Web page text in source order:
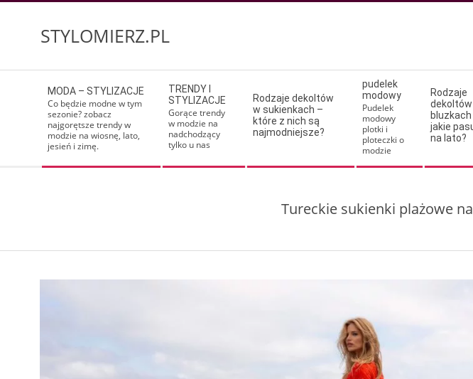
STYLOMIERZ.PL
Navigation
Menu
MODA – STYLIZACJE
Co będzie modne w tym
sezonie? zobacz
najgorętsze trendy w
modzie na wiosnę, lato,
jesień i zimę.
TRENDY I
STYLIZACJE
Gorące trendy
w modzie na
nadchodzący
tylko u nas
Rodzaje dekoltów
w sukienkach –
które z nich są
najmodniejsze?
pudelek
modowy
Pudelek
modowy
plotki i
ploteczki o
modzie
Rodzaje
bluzkach
jakie
na lato?
Tureckie sukienki plażowe